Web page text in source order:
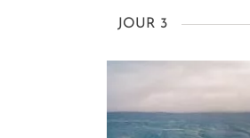
JOUR 3